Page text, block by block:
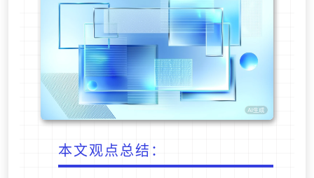
本文观点总结：